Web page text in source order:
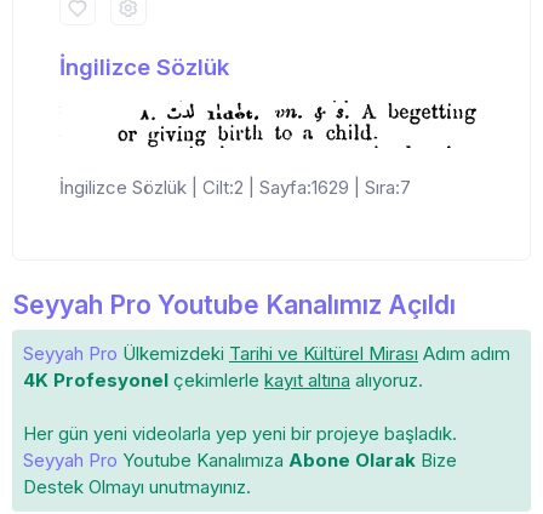
İngilizce Sözlük
İngilizce Sözlük | Cilt:2 | Sayfa:1629 | Sıra:7
Seyyah Pro Youtube Kanalımız Açıldı
Seyyah Pro Ülkemizdeki Tarihi ve Kültürel Mirası Adım adım
4K Profesyonel çekimlerle kayıt altına alıyoruz.
Her gün yeni videolarla yep yeni bir projeye başladık.
Seyyah Pro Youtube Kanalımıza Abone Olarak Bize
Destek Olmayı unutmayınız.